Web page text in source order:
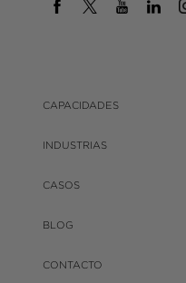
CAPACIDADES
INDUSTRIAS
CASOS
BLOG
CONTACTO